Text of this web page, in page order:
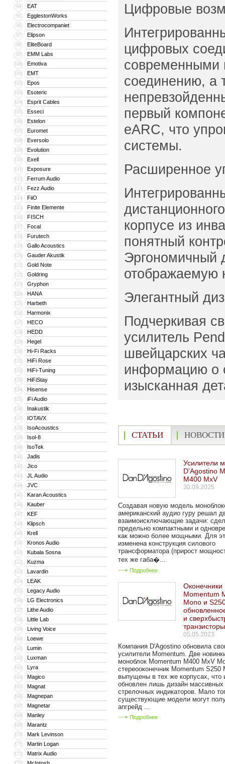
94 EAT
95 EgglestonWorks
96 Electrocompaniet
97 Elipson
98 EliteBoard
99 EMM Labs
100 Emotiva
101 EMT
102 Epos
103 Esoteric
104 Esprit Cables
105 Esseci
106 Estelon
107 Euromet
108 Eversolo
109 Evolution
110 Exell
111 Exposure
112 Ferrum Audio
113 Fezz Audio
114 FiiO
115 Finite Elemente
116 FISCH
117 Focal
118 Furutech
119 Gallo Acoustics
120 Gauder Akustik
121 Gold Note
122 Goldring
123 Gryphon
124 HANA
125 Harbeth
126 Harmonix
127 HECO
128 HEDD
129 Hegel
130 Hi-Fi Racks
131 HiFi Rose
132 HiFi-Tuning
133 HiFiStay
134 Hisense
135 iFi Audio
136 Inakustik
137 IOTAVX
138 IsoAcoustics
139 Isol-8
140 IsoTek
141 Jadis
142 Jico
143 JL Audio
144 JVC
145 Karan Acoustics
146 Kauber
147 KEF
148 Klipsch
149 Krell
150 Kronos Audio
151 Kubala Sosna
152 Kuzma
153 Lavardin
154 LEAK
155 Legacy Audio
156 LG Electronics
157 Lithe Audio
158 Little Lab
159 Living Voice
160 Loewe
161 Lumin
162 Luxman
163 Lyra
164 Magico
165 Magnat
166 Magnepan
167 Magnetar
168 Manley
169 Marantz
170 Mark Levinson
171 Martin Logan
172 Matrix Audio
Цифровые
цифровых
современными
соединению, а
первый
eARC, что
системы.
Расширенное
корпусе из
понятный
Эргономичный
отображаемую
Элегантный
Подчеркивая
усилитель
швейцарских
информацию о
изысканная
СТАТЬИ НОВОСТИ
Усилители
D’Agostino
M400 MxV
30.09.2025
Создавая новую модель
американский аудио гуру решал
взаимоисключающие задачи:
предельно компактными и
как можно более мощными. Для
изменена конструкция силового
трансформатора (прирост
тех же габа�...
Подробнее
Оконечники
Momentum
Mono и
и
транзисторы
05.05.2023
Компания D'Agostino обновила
усилители Momentum. Две
моноблок Momentum M400 MxV
стереооконечник Momentum
выпущены в тех же корпусах,
обновлен лишь дизайн массивных
стрелочных индикаторов. Мало
существующие модели могут
апгрейд ...
Подробнее